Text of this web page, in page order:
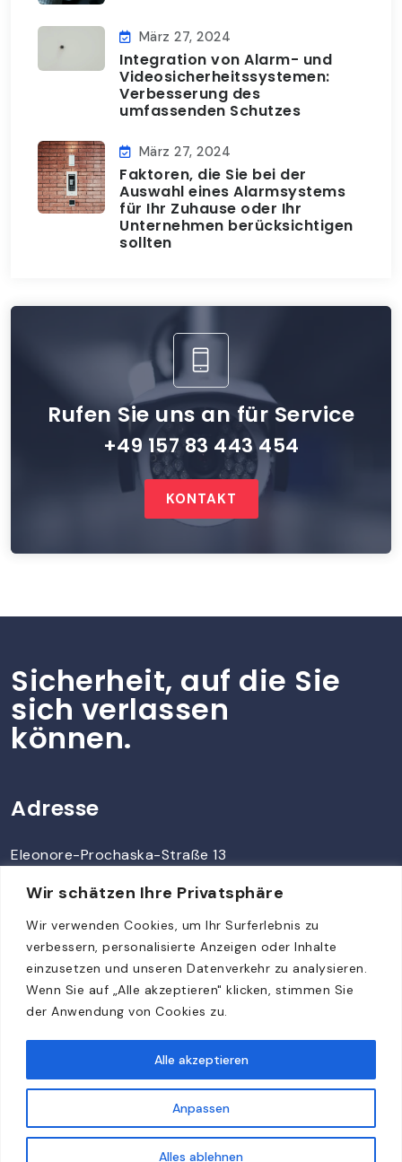
Wir schätzen Ihre Privatsphäre
Wir verwenden Cookies, um Ihr Surferlebnis zu
verbessern, personalisierte Anzeigen oder Inhalte
einzusetzen und unseren Datenverkehr zu analysieren.
Wenn Sie auf „Alle akzeptieren" klicken, stimmen Sie
der Anwendung von Cookies zu.
Anpassen
Alles ablehnen
Alle akzeptieren
März 27, 2024
Integration von Alarm- und
Videosicherheitssystemen:
Verbesserung des
umfassenden Schutzes
März 27, 2024
Faktoren, die Sie bei der
Auswahl eines Alarmsystems
für Ihr Zuhause oder Ihr
Unternehmen berücksichtigen
sollten
Rufen Sie uns an für Service
+49 157 83 443 454
KONTAKT
Sicherheit, auf die Sie
sich verlassen
können.
Adresse
Eleonore-Prochaska-Straße 13
Kontakt
info@vtspro.de
+49 331 23618818
Datenschutzerklarung Impressum
DACH & Italien: Projektanfragen willkommen
VTSPRO prueft Anfragen individuell fuer Sicherheit,
Monitoring, Alarmtechnik und IT-Infrastruktur.
Projekt anfragen
+49 331 23618818